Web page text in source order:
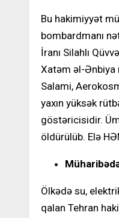
Bu hakimiyyət
bombardmanı
İranı Silahlı
Xatəm əl-Ənbiya
Salami,
yaxın yüksək
göstəricisidir.
öldürülüb. Elə
Ölkədə su,
qalan Tehran